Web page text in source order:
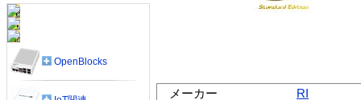
メーカー
RI
OpenBlocks